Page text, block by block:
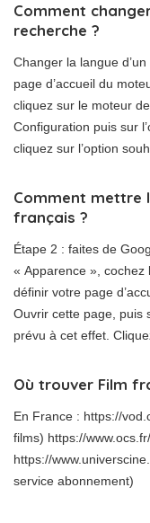
Comment
recherche ?
Changer la langue
page d’accueil du
cliquez sur le moteur
Configuration puis sur
cliquez sur l’option
Comment mettre
français ?
Étape 2 : faites de
« Apparence », cochez
définir votre page
Ouvrir cette page, puis
prévu à cet effet.
Où trouver Film
En France : https://
films) https://
https://
service abonnement)